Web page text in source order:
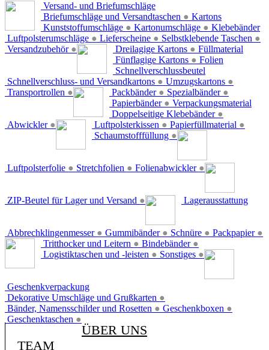
Versand- und Briefumschläge
Briefumschläge und Versandtaschen ●
Kunststoffumschläge ● Kartonumschläge ●
Luftpolsterumschläge ● Lieferscheine ● Selbstklebende Taschen ●
Versandzubehör ●
Kartons
Dreilagige Kartons ●
Fünflagige Kartons ●
Schnellverschluss- und Versandkartons ● Umzugskartons ●
Transportrollen ●
Klebebänder
Packbänder ● Spezialbänder ●
Papierbänder ●
Doppelseitige Klebebänder ●
Abwickler ●
Füllmaterial
Luftpolsterkissen ● Papierfüllmaterial ●
Schaumstofffüllung ●
Folien
Luftpolsterfolie ● Stretchfolien ● Folienabwickler ●
Schnellverschlussbeutel
ZIP-Beutel für Lager und Versand ●
Verpackungsmaterial
Abbrechklingenmesser ● Gummibänder ● Schnüre ● Packpapier ●
Lagerausstattung
Tritthocker und Leitern ● Bindebänder ●
Logistiktaschen und -leisten ● Sonstiges ●
Geschenkverpackung
Dekorative Umschläge und Grußkarten ●
Bänder, Namensschilder und Rosetten ● Geschenkboxen ●
Geschenktaschen ●
ÜBER UNS
TEAM